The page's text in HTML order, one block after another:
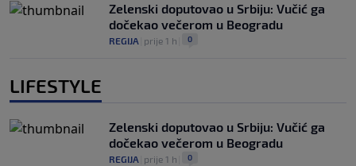
Zelenski doputovao u Srbiju: Vučić ga
dočekao večerom u Beogradu
REGIJA prije 1 h 0
LIFESTYLE
Zelenski doputovao u Srbiju: Vučić ga
dočekao večerom u Beogradu
REGIJA prije 1 h 0